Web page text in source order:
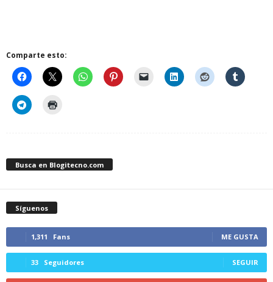
Comparte esto:
Busca en Blogitecno.com
Síguenos
1,311 Fans ME GUSTA
33 Seguidores SEGUIR